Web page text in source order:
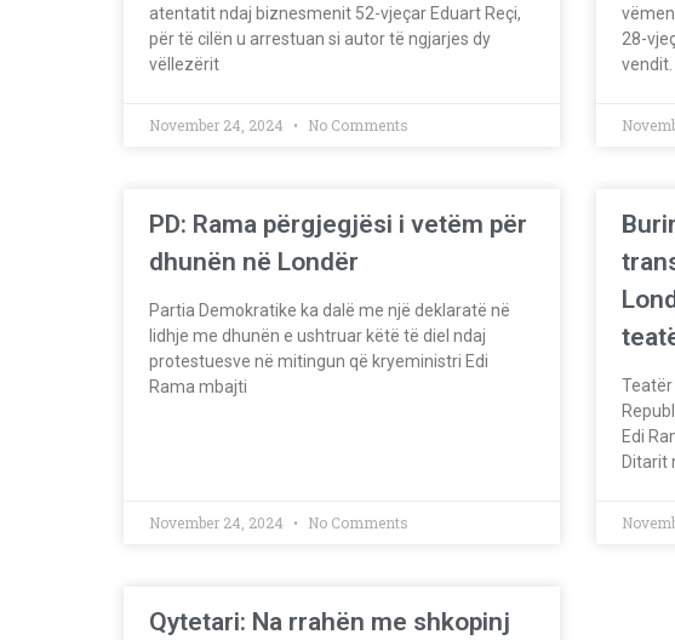
atentatit ndaj biznesmenit 52-vjeçar Eduart Reçi,
për të cilën u arrestuan si autor të ngjarjes dy
vëllezërit
November 24, 2024 No Comments
28-
vendit.
PD: Rama përgjegjësi i vetëm për
dhunën në Londër
Partia Demokratike ka dalë me një deklaratë në
lidhje me dhunën e ushtruar këtë të diel ndaj
protestuesve në mitingun që kryeministri Edi
Rama mbajti
November 24, 2024 No Comments
Teatër
Edi
Ditarit
Qytetari: Na rrahën me shkopinj